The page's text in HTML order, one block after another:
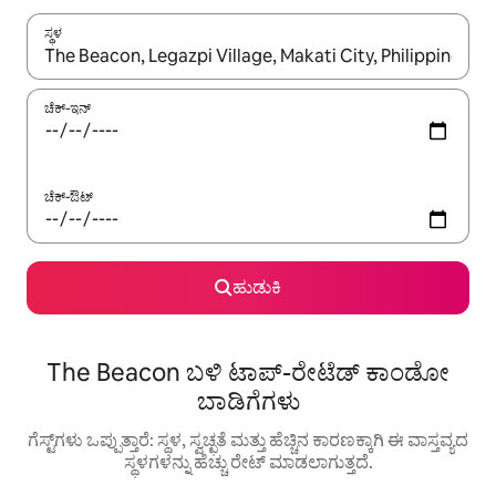
ಸ್ಥಳ
ಫಲಿತಾಂಶಗಳು ಲಭ್ಯವಿರುವಾಗ, ಅಪ್ ಮತ್ತು ಡೌನ್ ಬಾಣದ ಕೀಲಿಗಳೊಂದಿಗೆ
ಚೆಕ್-ಇನ್
ಚೆಕ್-ಔಟ್
ಹುಡುಕಿ
The Beacon ಬಳಿ ಟಾಪ್-ರೇಟೆಡ್ ಕಾಂಡೋ
ಬಾಡಿಗೆಗಳು
ಗೆಸ್ಟ್‌ಗಳು ಒಪ್ಪುತ್ತಾರೆ: ಸ್ಥಳ, ಸ್ವಚ್ಛತೆ ಮತ್ತು ಹೆಚ್ಚಿನ ಕಾರಣಕ್ಕಾಗಿ ಈ ವಾಸ್ತವ್ಯದ
ಸ್ಥಳಗಳನ್ನು ಹೆಚ್ಚು ರೇಟ್ ಮಾಡಲಾಗುತ್ತದೆ.